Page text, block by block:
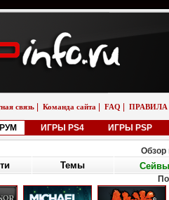
связь Команда сайта FAQ ПРАВИЛА
ИГРЫ PS4 ИГРЫ PSP
Обзор
Темы Сейвы